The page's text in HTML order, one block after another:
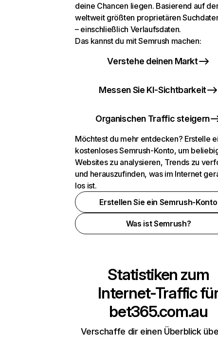
deine Chancen liegen. Basierend auf
weltweit größten proprietären
– einschließlich Verlaufsdaten.
Das kannst du mit Semrush machen:
Verstehe deinen Markt
Messen Sie KI-Sichtbarkeit
Organischen Traffic steigern
Möchtest du mehr entdecken? Erstelle
kostenloses Semrush-Konto, um
Websites zu analysieren, Trends zu
und herauszufinden, was im Internet
los ist.
Erstellen Sie ein Semrush-Konto
Was ist Semrush?
Statistiken zum
Internet-Traffic
bet365.com.au
Verschaffe dir einen Überblick